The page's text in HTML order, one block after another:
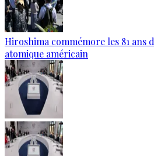
Hiroshima commémore les 81 ans
atomique américain